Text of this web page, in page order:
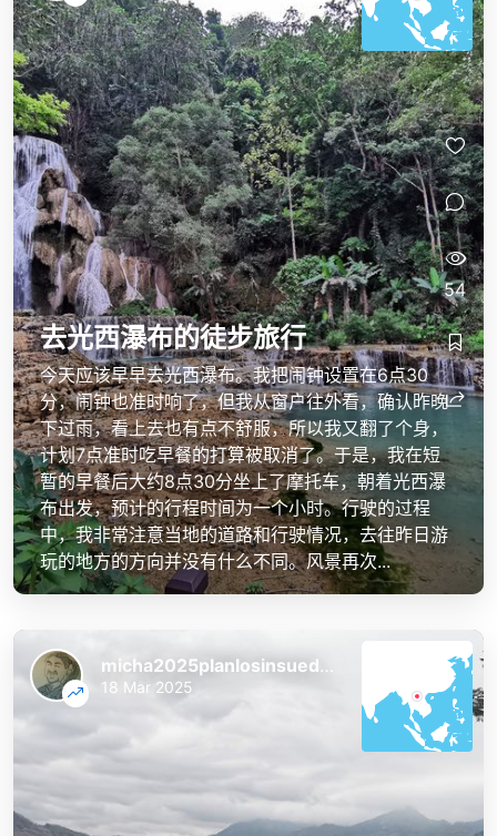
去光西瀑布的徒步旅行
今天应该早早去光西瀑布。我把闹钟设置在6点30
分，闹钟也准时响了，但我从窗户往外看，确认昨晚
下过雨，看上去也有点不舒服，所以我又翻了个身，
计划7点准时吃早餐的打算被取消了。于是，我在短
暂的早餐后大约8点30分坐上了摩托车，朝着光西瀑
布出发，预计的行程时间为一个小时。行驶的过程
中，我非常注意当地的道路和行驶情况，去往昨日游
玩的地方的方向并没有什么不同。风景再次...
54
micha2025planlosinsuedostasien
18 Mar 2025